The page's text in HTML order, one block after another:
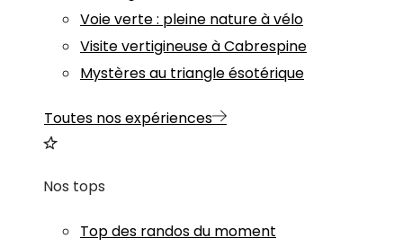
Voie verte : pleine nature à vélo
Visite vertigineuse à Cabrespine
Mystères au triangle ésotérique
Toutes nos expériences
Nos tops
Top des randos du moment